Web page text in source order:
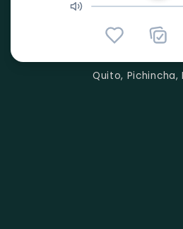
Quito, Pichincha,